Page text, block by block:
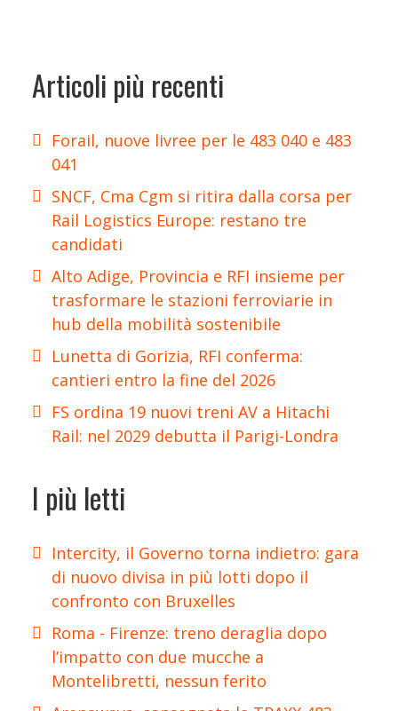
Articoli più recenti
Forail, nuove livree per le 483 040 e 483
041
SNCF, Cma Cgm si ritira dalla corsa per
Rail Logistics Europe: restano tre
candidati
Alto Adige, Provincia e RFI insieme per
trasformare le stazioni ferroviarie in
hub della mobilità sostenibile
Lunetta di Gorizia, RFI conferma:
cantieri entro la fine del 2026
FS ordina 19 nuovi treni AV a Hitachi
Rail: nel 2029 debutta il Parigi-Londra
I più letti
Intercity, il Governo torna indietro: gara
di nuovo divisa in più lotti dopo il
confronto con Bruxelles
Roma - Firenze: treno deraglia dopo
l’impatto con due mucche a
Montelibretti, nessun ferito